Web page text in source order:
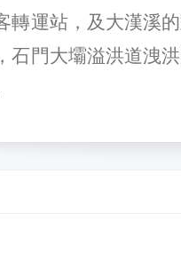
轉運站，及大漢溪
石門大壩溢洪道洩